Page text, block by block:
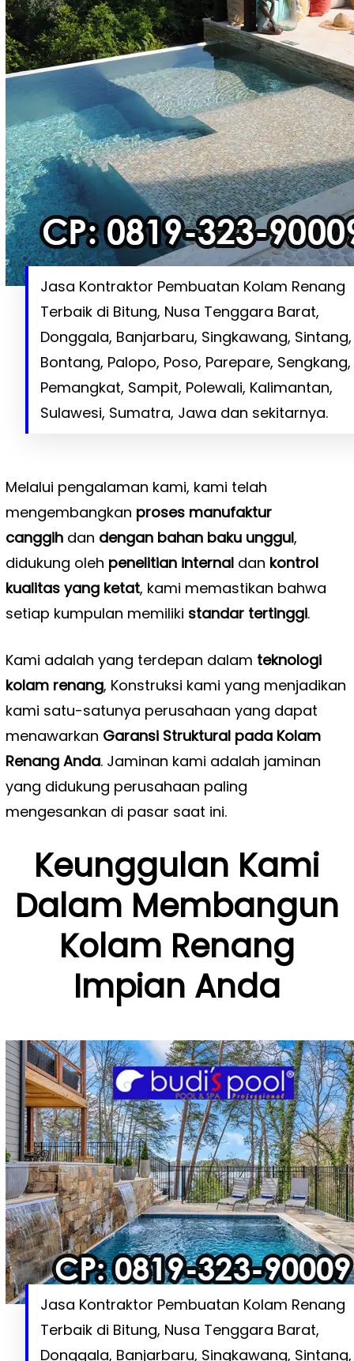
Jasa Kontraktor Pembuatan Kolam Renang
Terbaik di Bitung, Nusa Tenggara Barat,
Donggala, Banjarbaru, Singkawang, Sintang,
Bontang, Palopo, Poso, Parepare, Sengkang,
Pemangkat, Sampit, Polewali, Kalimantan,
Sulawesi, Sumatra, Jawa dan sekitarnya.
Melalui pengalaman kami, kami telah
mengembangkan proses manufaktur
canggihdan dengan bahan baku unggul,
didukung oleh penelitian internaldan kontrol
kualitas yang ketat, kami memastikan bahwa
setiap kumpulan memiliki standar tertinggi.
Kami adalah yang terdepan dalam teknologi
kolam renang, Konstruksi kami yang menjadikan
kami satu-satunya perusahaan yang dapat
menawarkan Garansi Struktural pada Kolam
Renang Anda. Jaminan kami adalah jaminan
yang didukung perusahaan paling
mengesankan di pasar saat ini.
Keunggulan Kami
Dalam Membangun
Kolam Renang
Impian Anda
Jasa Kontraktor Pembuatan Kolam Renang
Terbaik di Bitung, Nusa Tenggara Barat,
Donggala, Banjarbaru, Singkawang, Sintang,